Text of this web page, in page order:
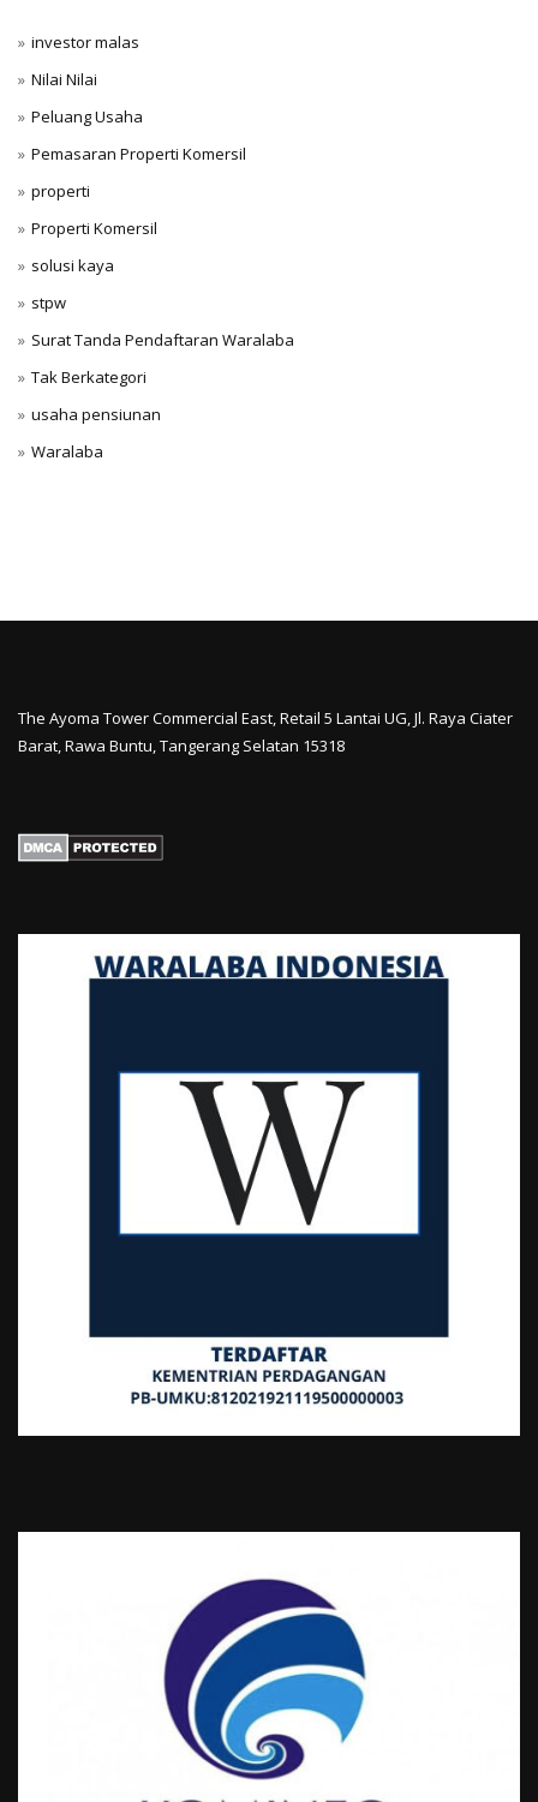
investor malas
Nilai Nilai
Peluang Usaha
Pemasaran Properti Komersil
properti
Properti Komersil
solusi kaya
stpw
Surat Tanda Pendaftaran Waralaba
Tak Berkategori
usaha pensiunan
Waralaba
The Ayoma Tower Commercial East, Retail 5 Lantai UG, Jl. Raya Ciater
Barat, Rawa Buntu, Tangerang Selatan 15318